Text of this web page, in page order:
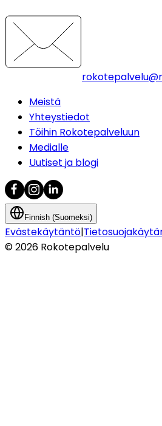
Meistä
Yhteystiedot
Töihin Rokotepalveluun
Medialle
Uutiset ja blogi
Finnish (Suomeksi)
Evästekäytäntö|
©2026 Rokotepalvelu